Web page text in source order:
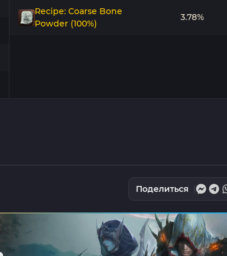
Recipe: Coarse Bone
Powder (100%)
3.78%
Поделиться